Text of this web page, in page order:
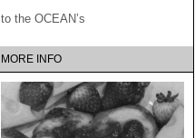
to the OCEAN’s
MORE INFO